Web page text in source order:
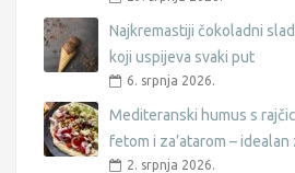
Najkremastiji čokoladni
koji uspijeva svaki put
6. srpnja 2026.
Mediteranski humus s
fetom i za’atarom –
2. srpnja 2026.